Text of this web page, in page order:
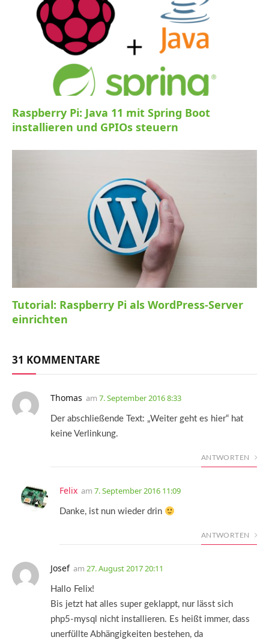
Raspberry Pi: Java 11 mit Spring Boot
installieren und GPIOs steuern
Tutorial: Raspberry Pi als WordPress-Server
einrichten
31 KOMMENTARE
Thomas am 7. September 2016 8:33
Der abschließende Text: „Weiter geht es hier“ hat
keine Verlinkung.
ANTWORTEN
Felix am 7. September 2016 11:09
Danke, ist nun wieder drin
ANTWORTEN
Josef am 27. August 2017 20:11
Hallo Felix!
Bis jetzt hat alles super geklappt, nur lässt sich
php5-mysql nicht installieren. Es heißt immer, dass
unerfüllte Abhängigkeiten bestehen, da